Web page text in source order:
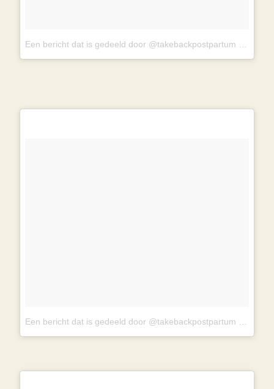
Een bericht dat is gedeeld door @takebackpostpartum
Een bericht dat is gedeeld door @takebackpostpartum